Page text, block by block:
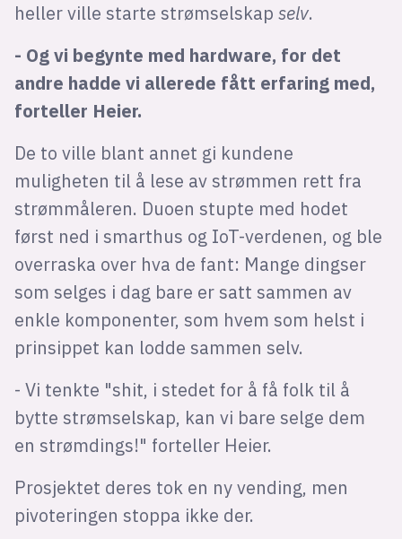
heller ville starte strømselskap selv.
- Og vi begynte med hardware, for det
andre hadde vi allerede fått erfaring med,
forteller Heier.
De to ville blant annet gi kundene
muligheten til å lese av strømmen rett fra
strømmåleren. Duoen stupte med hodet
først ned i smarthus og IoT-verdenen, og ble
overraska over hva de fant: Mange dingser
som selges i dag bare er satt sammen av
enkle komponenter, som hvem som helst i
prinsippet kan lodde sammen selv.
- Vi tenkte "shit, i stedet for å få folk til å
bytte strømselskap, kan vi bare selge dem
en strømdings!" forteller Heier.
Prosjektet deres tok en ny vending, men
pivoteringen stoppa ikke der.